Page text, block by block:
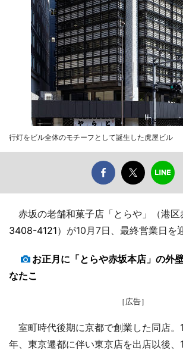
行灯をビル全体のモチーフとして誕生した虎屋ビル
赤坂の老舗和菓子店「とらや」（港区
3408-4121）が10月7日、最終営業日を
お正月に「とらや赤坂本店」の外
なたこ
［広告］
室町時代後期に京都で創業した同店。
年、東京遷都に伴い東京店を出店以後、